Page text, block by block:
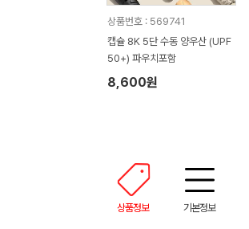
상품번호 : 569741
캡슐 8K 5단 수동 양우산 (UPF
50+) 파우치포함
8,600원
상품정보 기본정보